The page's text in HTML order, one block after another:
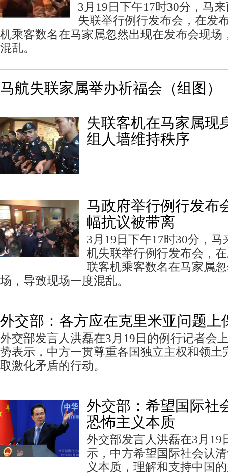
3月19日下午17时30分，马
失联举行例行发布会，在发
机乘客数名在马家属忽然出现在发布会现场
混乱。
马航失联家属举办祈福会（组图）
失联客机在马家属现
组人墙维持秩序
马政府举行例行发布
幅抗议被带离
3月19日下午17时30分，
机失联举行例行发布会，
联客机乘客数名在马家属
场，导致现场一度混乱。
外交部：各方应在克里米亚问题上
外交部发言人洪磊在3月19日的例行记者会
势表示，中方一贯尊重各国独立主权和领土
取激化矛盾的行动。
外交部：希望国际社
恐怖主义本质
外交部发言人洪磊在3月19
示，中方希望国际社会认
义本质，理解和支持中国